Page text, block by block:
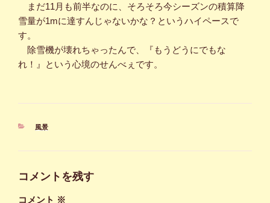
まだ11月も前半なのに、そろそろ今シーズンの積算降
雪量が1mに達すんじゃないかな？というハイペースで
す。
除雪機が壊れちゃったんで、『もうどうにでもな
れ！』という心境のせんべぇです。
カ
風景
コメントを残す
コメント ※